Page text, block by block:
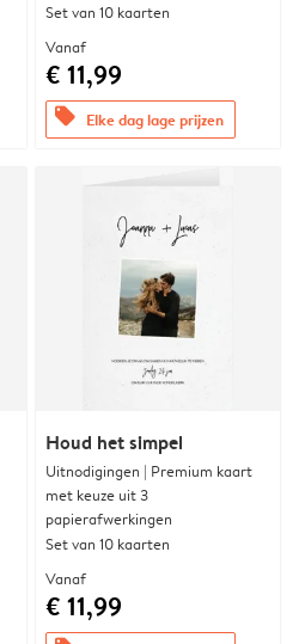
Set van 10 kaarten
Vanaf
€ 11,99
offers Elke dag lage prijzen
Houd het simpel
Uitnodigingen | Premium kaart
met keuze uit 3
papierafwerkingen
Set van 10 kaarten
Vanaf
€ 11,99